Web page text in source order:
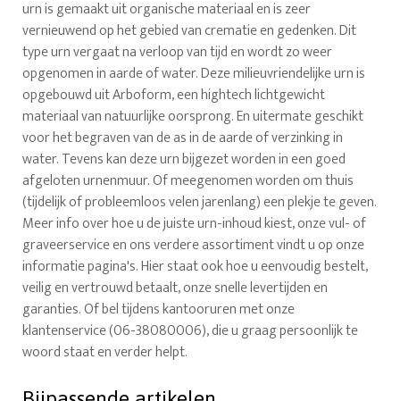
urn is gemaakt uit organische materiaal en is zeer
vernieuwend op het gebied van crematie en gedenken. Dit
type urn vergaat na verloop van tijd en wordt zo weer
opgenomen in aarde of water. Deze milieuvriendelijke urn is
opgebouwd uit Arboform, een hightech lichtgewicht
materiaal van natuurlijke oorsprong. En uitermate geschikt
voor het begraven van de as in de aarde of verzinking in
water. Tevens kan deze urn bijgezet worden in een goed
afgeloten urnenmuur. Of meegenomen worden om thuis
(tijdelijk of probleemloos velen jarenlang) een plekje te geven.
Meer info over hoe u de juiste urn-inhoud kiest, onze vul- of
graveerservice en ons verdere assortiment vindt u op onze
informatie pagina's. Hier staat ook hoe u eenvoudig bestelt,
veilig en vertrouwd betaalt, onze snelle levertijden en
garanties. Of bel tijdens kantooruren met onze
klantenservice (06-38080006), die u graag persoonlijk te
woord staat en verder helpt.